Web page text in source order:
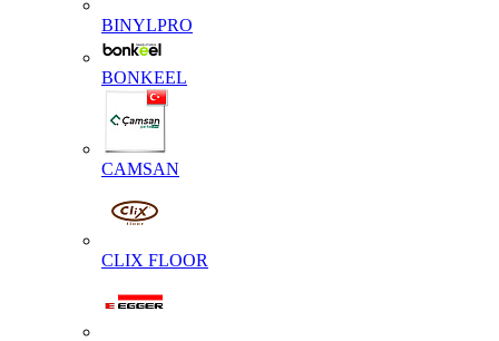
BINYLPRO
BONKEEL
CAMSAN
CLIX FLOOR